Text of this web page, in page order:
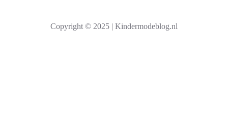
e
Copyright © 2025 | Kindermodeblog.nl